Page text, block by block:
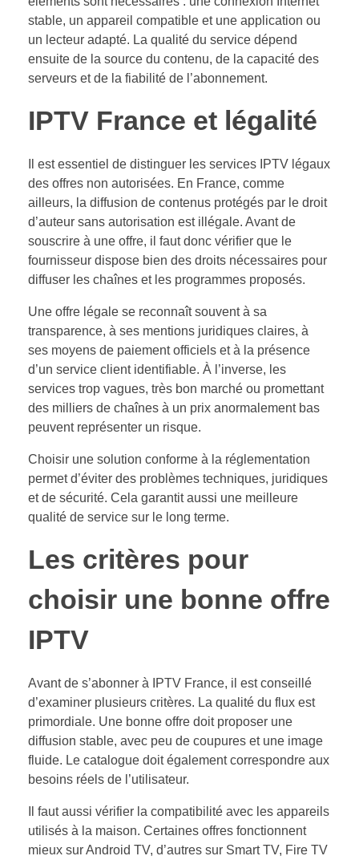
stable, un appareil compatible et une application ou
un lecteur adapté. La qualité du service dépend
ensuite de la source du contenu, de la capacité des
serveurs et de la fiabilité de l’abonnement.
IPTV France et légalité
Il est essentiel de distinguer les services IPTV légaux
des offres non autorisées. En France, comme
ailleurs, la diffusion de contenus protégés par le droit
d’auteur sans autorisation est illégale. Avant de
souscrire à une offre, il faut donc vérifier que le
fournisseur dispose bien des droits nécessaires pour
diffuser les chaînes et les programmes proposés.
Une offre légale se reconnaît souvent à sa
transparence, à ses mentions juridiques claires, à
ses moyens de paiement officiels et à la présence
d’un service client identifiable. À l’inverse, les
services trop vagues, très bon marché ou promettant
des milliers de chaînes à un prix anormalement bas
peuvent représenter un risque.
Choisir une solution conforme à la réglementation
permet d’éviter des problèmes techniques, juridiques
et de sécurité. Cela garantit aussi une meilleure
qualité de service sur le long terme.
Les critères pour
choisir une bonne offre
IPTV
Avant de s’abonner à IPTV France, il est conseillé
d’examiner plusieurs critères. La qualité du flux est
primordiale. Une bonne offre doit proposer une
diffusion stable, avec peu de coupures et une image
fluide. Le catalogue doit également correspondre aux
besoins réels de l’utilisateur.
Il faut aussi vérifier la compatibilité avec les appareils
utilisés à la maison. Certaines offres fonctionnent
mieux sur Android TV, d’autres sur Smart TV, Fire TV